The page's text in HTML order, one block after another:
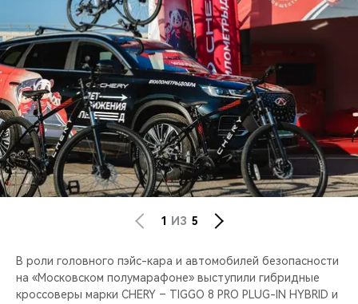
1 ИЗ 5
В роли головного пэйс-кара и автомобилей безопасности
на «Московском полумарафоне» выступили гибридные
кроссоверы марки CHERY – TIGGO 8 PRO PLUG-IN HYBRID и